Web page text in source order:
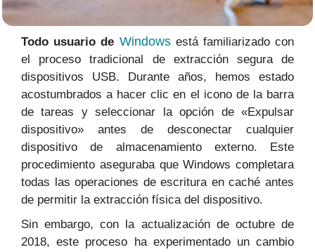
Todo usuario de Windowsestá familiarizado con
el proceso tradicional de extracción segura de
dispositivos USB. Durante años, hemos estado
acostumbrados a hacer clic en el icono de la barra
de tareas y seleccionar la opción de «Expulsar
dispositivo» antes de desconectar cualquier
dispositivo de almacenamiento externo. Este
procedimiento aseguraba que Windows completara
todas las operaciones de escritura en caché antes
de permitir la extracción física del dispositivo.
Sin embargo, con la actualización de octubre de
2018, este proceso ha experimentado un cambio